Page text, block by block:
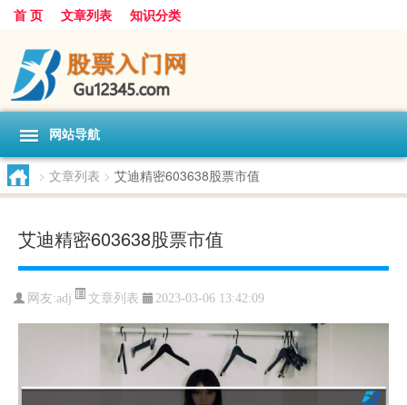
首 页 文章列表 知识分类
网站导航
> 文章列表 > 艾迪精密603638股票市值
艾迪精密603638股票市值
网友:adj 文章列表 2023-03-06 13:42:09